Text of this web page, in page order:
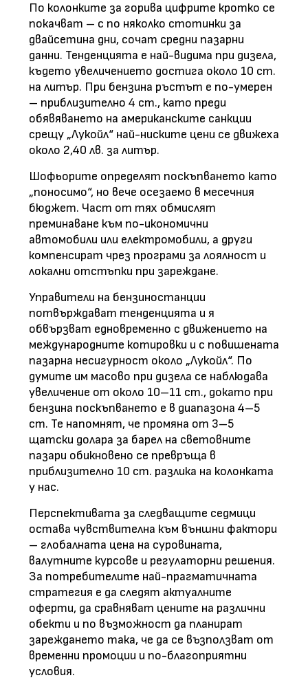
По колонките за горива цифрите кротко се
покачват – с по няколко стотинки за
двайсетина дни, сочат средни пазарни
данни. Тенденцията е най-видима при дизела,
където увеличението достига около 10 ст.
на литър. При бензина ръстът е по-умерен
– приблизително 4 ст., като преди
обявяването на американските санкции
срещу „Лукойл“ най-ниските цени се движеха
около 2,40 лв. за литър.
Шофьорите определят поскъпването като
„поносимо“, но вече осезаемо в месечния
бюджет. Част от тях обмислят
преминаване към по-икономични
автомобили или електромобили, а други
компенсират чрез програми за лоялност и
локални отстъпки при зареждане.
Управители на бензиностанции
потвърждават тенденцията и я
обвързват едновременно с движението на
международните котировки и с повишената
пазарна несигурност около „Лукойл“. По
думите им масово при дизела се наблюдава
увеличение от около 10–11 ст., докато при
бензина поскъпването е в диапазона 4–5
ст. Те напомнят, че промяна от 3–5
щатски долара за барел на световните
пазари обикновено се превръща в
приблизително 10 ст. разлика на колонката
у нас.
Перспективата за следващите седмици
остава чувствителна към външни фактори
– глобалната цена на суровината,
валутните курсове и регулаторни решения.
За потребителите най-прагматичната
стратегия е да следят актуалните
оферти, да сравняват цените на различни
обекти и по възможност да планират
зареждането така, че да се възползват от
временни промоции и по-благоприятни
условия.